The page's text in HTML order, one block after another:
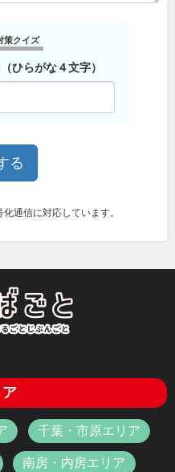
策クイズ
ひらがな４文字）
通信に対応しています。
千葉・市原エリア
南房・内房エリア